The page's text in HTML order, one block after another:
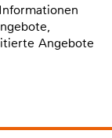
Angebote